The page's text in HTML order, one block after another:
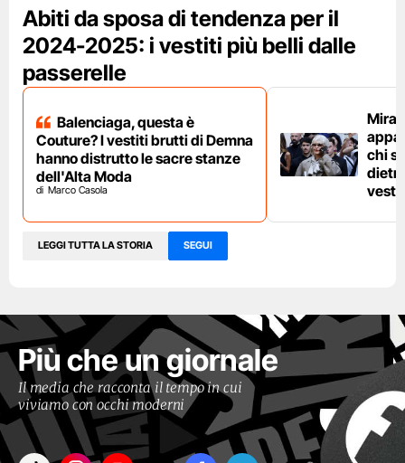
Abiti da sposa di tendenza per il
2024-2025: i vestiti più belli dalle
passerelle
Balenciaga, questa è
Couture? I vestiti brutti di Demna
hanno distrutto le sacre stanze
dell'Alta Moda
Marco Casola
chi si
LEGGI TUTTA LA STORIA SEGUI
Più che un giornale
Il media che racconta il tempo in cui
viviamo con occhi moderni